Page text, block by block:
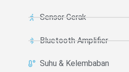
Sensor Gerak
Bluetooth Amplifier
Suhu & Kelembaban